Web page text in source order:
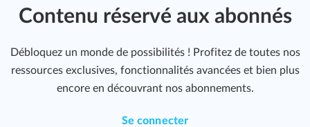
Contenu réservé aux abonnés
Débloquez un monde de possibilités ! Profitez de toutes nos
ressources exclusives, fonctionnalités avancées et bien plus
encore en découvrant nos abonnements.
Se connecter